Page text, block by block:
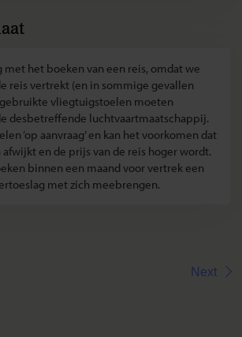
met het boeken van een reis, omdat we
reis vertrekt (en in sommige gevallen
vliegtuigstoelen moeten
desbetreffende luchtvaartmaatschappij.
‘op aanvraag’ en kan het voorkomen dat
en de prijs van de reis hoger wordt.
binnen een maand voor vertrek een
met zich meebrengen.
Next